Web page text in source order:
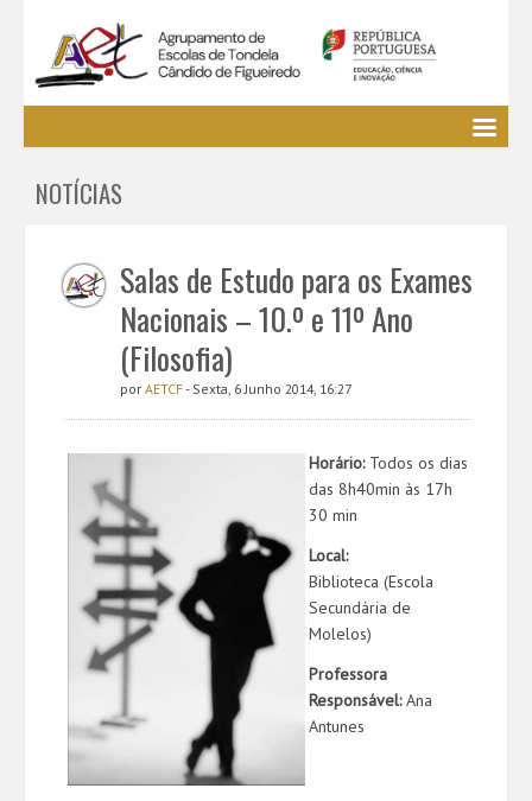
EE / Alunos
Cursos Profissionais
Bibliotecas
Media AETCF
Legislação
NOTÍCIAS
Salas de Estudo para os Exames
Nacionais – 10.º e 11º Ano
(Filosofia)
por AETCF- Sexta, 6 Junho 2014, 16:27
Horário: Todos os dias
das 8h40min às 17h
30 min
Local:
Biblioteca (Escola
Secundária de
Molelos)
Professora
Responsável:Ana
Antunes